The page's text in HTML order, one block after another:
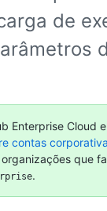
de
Enterprise Cloud
contas
que
.